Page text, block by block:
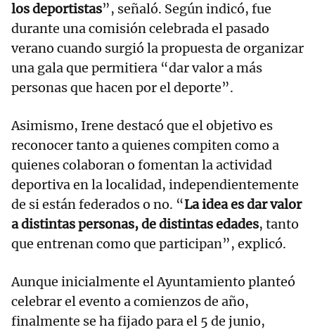
los deportistas”, señaló. Según indicó, fue
durante una comisión celebrada el pasado
verano cuando surgió la propuesta de organizar
una gala que permitiera “dar valor a más
personas que hacen por el deporte”.
Asimismo, Irene destacó que el objetivo es
reconocer tanto a quienes compiten como a
quienes colaboran o fomentan la actividad
deportiva en la localidad, independientemente
de si están federados o no. “La idea es dar valor
a distintas personas, de distintas edades, tanto
que entrenan como que participan”, explicó.
Aunque inicialmente el Ayuntamiento planteó
celebrar el evento a comienzos de año,
finalmente se ha fijado para el 5 de junio,